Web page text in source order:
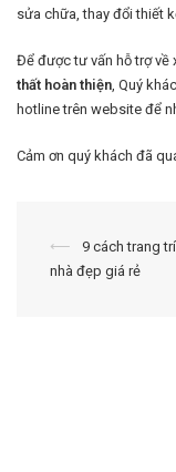
sửa chữa, thay đổi thiết
Để được tư vấn hỗ trợ về
thất hoàn thiện, Quý
hotline trên website để
Cảm ơn quý khách đã
Điều
hướng
⟵
9 cách trang
nhà đẹp giá rẻ